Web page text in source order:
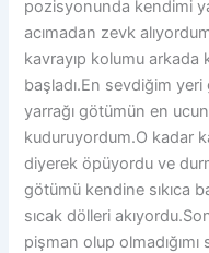
pozisyonunda kendimi
acımadan zevk
kavrayıp kolumu arkada
başladı.En sevdiğim
yarrağı götümün en
kuduruyordum.O kadar
diyerek öpüyordu ve
götümü kendine sıkıca
sıcak dölleri
pişman olup